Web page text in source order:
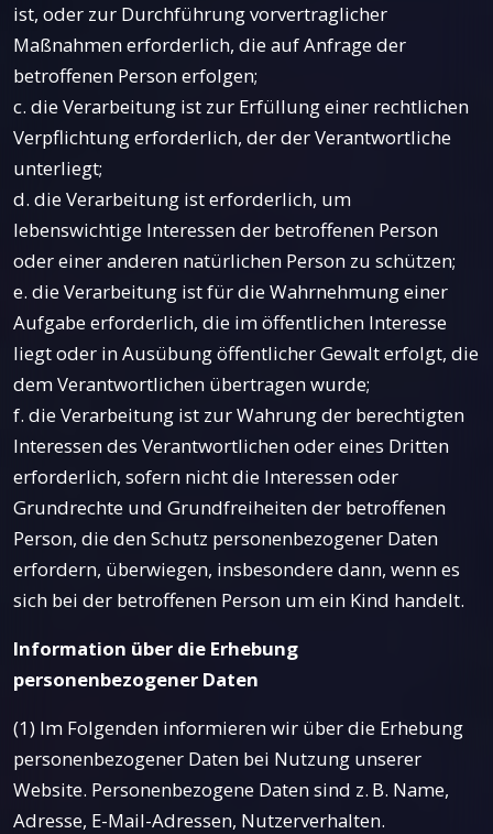
ist, oder zur Durchführung vorvertraglicher
Maßnahmen erforderlich, die auf Anfrage der
betroffenen Person erfolgen;
c. die Verarbeitung ist zur Erfüllung einer rechtlichen
Verpflichtung erforderlich, der der Verantwortliche
unterliegt;
d. die Verarbeitung ist erforderlich, um
lebenswichtige Interessen der betroffenen Person
oder einer anderen natürlichen Person zu schützen;
e. die Verarbeitung ist für die Wahrnehmung einer
Aufgabe erforderlich, die im öffentlichen Interesse
liegt oder in Ausübung öffentlicher Gewalt erfolgt, die
dem Verantwortlichen übertragen wurde;
f. die Verarbeitung ist zur Wahrung der berechtigten
Interessen des Verantwortlichen oder eines Dritten
erforderlich, sofern nicht die Interessen oder
Grundrechte und Grundfreiheiten der betroffenen
Person, die den Schutz personenbezogener Daten
erfordern, überwiegen, insbesondere dann, wenn es
sich bei der betroffenen Person um ein Kind handelt.
Information über die Erhebung
personenbezogener Daten
(1) Im Folgenden informieren wir über die Erhebung
personenbezogener Daten bei Nutzung unserer
Website. Personenbezogene Daten sind z. B. Name,
Adresse, E-Mail-Adressen, Nutzerverhalten.